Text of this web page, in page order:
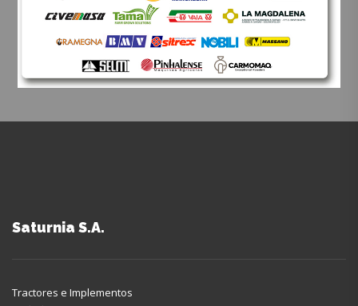
Saturnia S.A.
Tractores e Implementos